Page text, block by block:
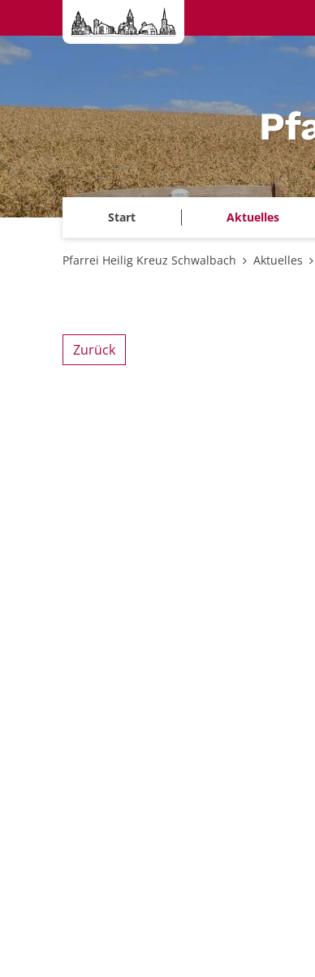
Zum Inhalt springen
Start Aktuelles
Pfarrei Heilig Kreuz Schwalbach Aktuelles
Zurück